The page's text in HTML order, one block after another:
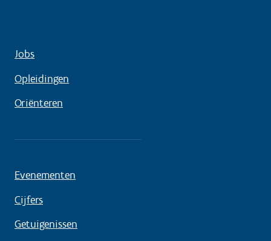
Jobs
Opleidingen
Oriënteren
Evenementen
Cijfers
Getuigenissen